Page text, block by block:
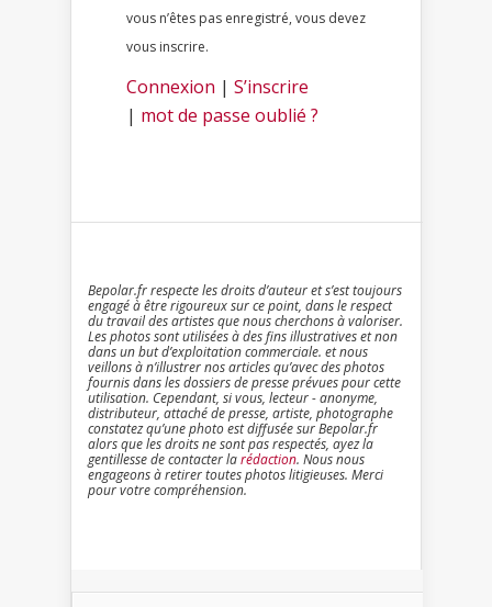
vous n’êtes pas enregistré, vous devez
vous inscrire.
Connexion | S’inscrire
| mot de passe oublié ?
Bepolar.fr respecte les droits d’auteur et s’est toujours
engagé à être rigoureux sur ce point, dans le respect
du travail des artistes que nous cherchons à valoriser.
Les photos sont utilisées à des fins illustratives et non
dans un but d’exploitation commerciale. et nous
veillons à n’illustrer nos articles qu’avec des photos
fournis dans les dossiers de presse prévues pour cette
utilisation. Cependant, si vous, lecteur - anonyme,
distributeur, attaché de presse, artiste, photographe
constatez qu’une photo est diffusée sur Bepolar.fr
alors que les droits ne sont pas respectés, ayez la
gentillesse de contacter larédaction. Nous nous
engageons à retirer toutes photos litigieuses. Merci
pour votre compréhension.